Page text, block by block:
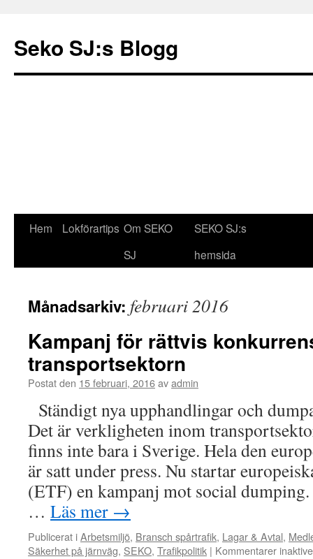
Seko SJ:s Blogg
GåHem Lokförartips Om SEKO
SJ
SEKO SJ:s
hemsida
Månadsarkiv: februari 2016
Kampanj för rättvis
transportsektorn
Postat den 15 februari, 2016avadmin
Ständigt nya upphandlingar och
Det är verkligheten inom
finns inte bara i Sverige. Hela den
är satt under press. Nu startar
(ETF) en kampanj mot social
… Läs mer →
Publicerat iArbetsmiljö, Bransch spårtrafik, Lagar & Avtal,
Säkerhet på järnväg, SEKO, Trafikpolitik | Kommentarer